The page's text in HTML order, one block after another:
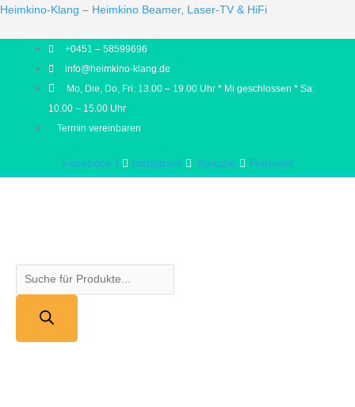
Heimkino-Klang – Heimkino Beamer, Laser-TV & HiFi
+0451 – 58599696
info@heimkino-klang.de
Mo, Die, Do, Fri: 13.00 – 19.00 Uhr * Mi geschlossen * Sa:
10.00 – 15.00 Uhr
Termin vereinbaren
Facebook-f Instagram Youtube Pinterest
Products
Products